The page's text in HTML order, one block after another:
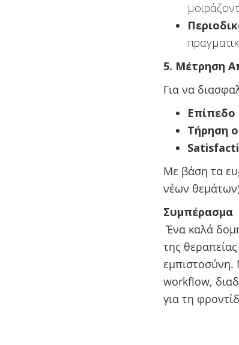
5. Μέτρηση
Για να
Επίπεδο
Τήρηση
Με βάση τα
νέων
Συμπέρασμα
Ένα καλά
της
workflow,
για τη